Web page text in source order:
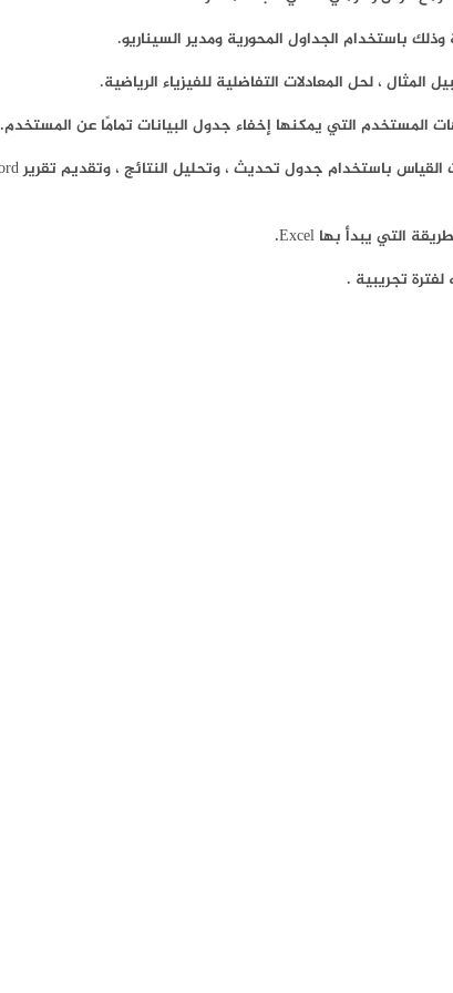
باستخدام الجداول المحورية ومدير السيناريو.
، لحل المعادلات التفاضلية للفيزياء الرياضية.
المستخدم التي يمكنها إخفاء جدول البيانات تمامًا عن المستخدم.